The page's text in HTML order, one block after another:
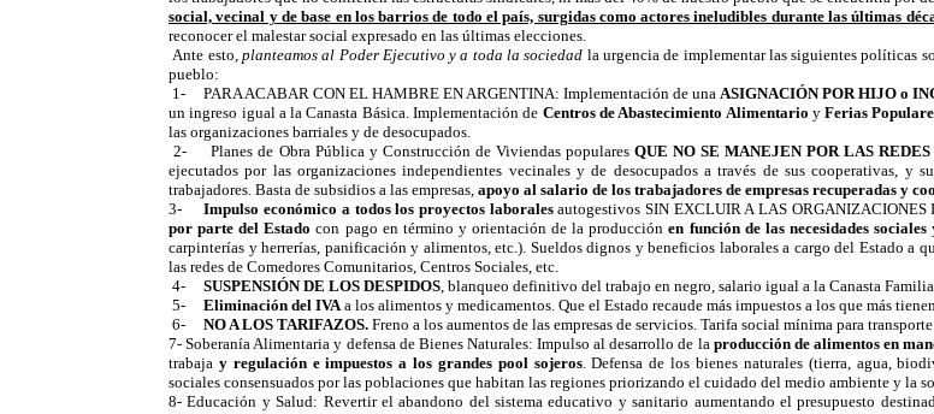
social, vecinal y de base en los barrios de todo el país, surgidas como actores ineludibles durante las últimas
reconocer el malestar social expresado en las últimas elecciones.
Ante esto, planteamos al Poder Ejecutivo y a toda la sociedad la urgencia de implementar las siguientes políticas
pueblo:
1- PARA ACABAR CON EL HAMBRE EN ARGENTINA: Implementación de una ASIGNACIÓN POR HIJO o
un ingreso igual a la Canasta Básica. Implementación de Centros de Abastecimiento Alimentario yFerias
las organizaciones barriales y de desocupados.
2- Planes de Obra Pública y Construcción de Viviendas populares QUE NO SE MANEJEN POR LAS
ejecutados por las organizaciones independientes vecinales y de desocupados a través de sus cooperativas, y
trabajadores. Basta de subsidios a las empresas, apoyo al salario de los trabajadores de empresas recuperadas y
3-Impulso económico a todos los proyectos laboralesautogestivos SIN EXCLUIR A LAS ORGANIZACIONES
por parte del Estado con pago en término y orientación de la producciónen función de las necesidades sociales
carpinterías y herrerías, panificación y alimentos, etc.). Sueldos dignos y beneficios laborales a cargo del Estado a
las redes de Comedores Comunitarios, Centros Sociales, etc.
4- SUSPENSIÓN DE LOS DESPIDOS, blanqueo definitivo del trabajo en negro, salario igual a la Canasta
5- Eliminación del IVAa los alimentos y medicamentos. Que el Estado recaude más impuestos a los que más
6- NO A LOS TARIFAZOS. Freno a los aumentos de las empresas de servicios. Tarifa social mínima para
7- Soberanía Alimentaria y defensa de Bienes Naturales: Impulso al desarrollo de la producción de alimentos en
trabaja y regulación e impuestos a los grandes pool sojeros. Defensa de los bienes naturales (tierra, agua,
sociales consensuados por las poblaciones que habitan las regiones priorizando el cuidado del medio ambiente y la
8- Educación y Salud: Revertir el abandono del sistema educativo y sanitario aumentando el presupuesto